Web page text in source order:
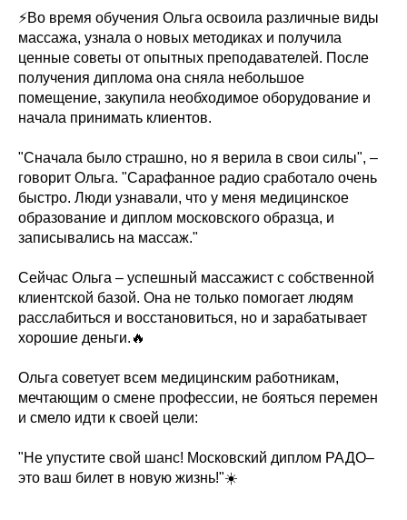
⚡️Во время обучения Ольга освоила различные виды
массажа, узнала о новых методиках и получила
ценные советы от опытных преподавателей. После
получения диплома она сняла небольшое
помещение, закупила необходимое оборудование и
начала принимать клиентов.
"Сначала было страшно, но я верила в свои силы", –
говорит Ольга. "Сарафанное радио сработало очень
быстро. Люди узнавали, что у меня медицинское
образование и диплом московского образца, и
записывались на массаж."
Сейчас Ольга – успешный массажист с собственной
клиентской базой. Она не только помогает людям
расслабиться и восстановиться, но и зарабатывает
хорошие деньги.🔥
Ольга советует всем медицинским работникам,
мечтающим о смене профессии, не бояться перемен
и смело идти к своей цели:
"Не упустите свой шанс! Московский диплом РАДО–
это ваш билет в новую жизнь!"☀️